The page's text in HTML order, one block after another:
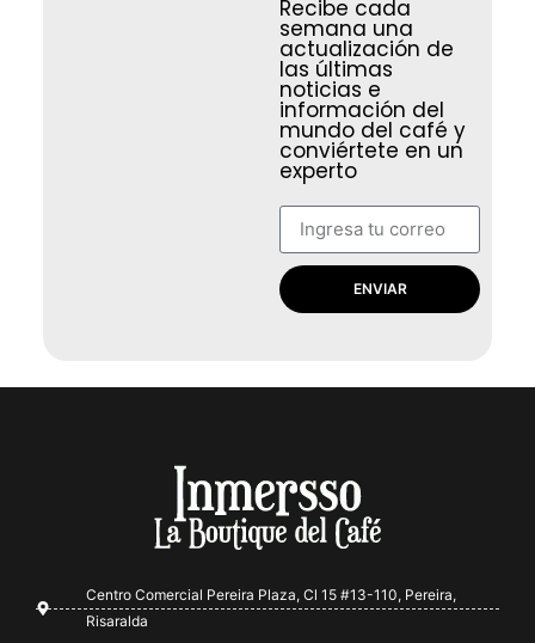
Recibe cada
semana una
actualización de
las últimas
noticias e
información del
mundo del café y
conviértete en un
experto
ENVIAR
Centro Comercial Pereira Plaza, Cl 15 #13-110, Pereira,
Risaralda